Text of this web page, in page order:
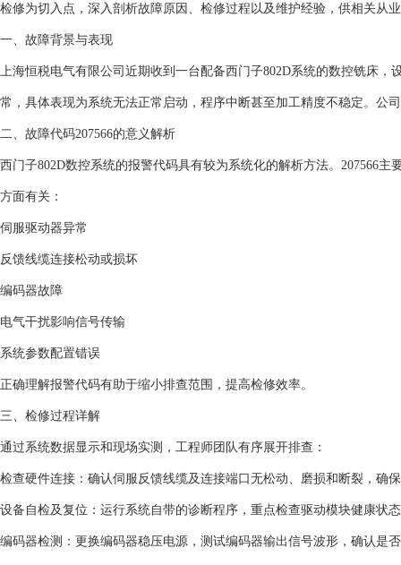
检修为切入点，深入剖析故障原因、检修过程以及维护经验，供相关从
一、故障背景与表现
上海恒税电气有限公司近期收到一台配备西门子802D系统的数控铣床
常，具体表现为系统无法正常启动，程序中断甚至加工精度不稳定。公
二、故障代码207566的意义解析
西门子802D数控系统的报警代码具有较为系统化的解析方法。207566
方面有关：
伺服驱动器异常
反馈线缆连接松动或损坏
编码器故障
电气干扰影响信号传输
系统参数配置错误
正确理解报警代码有助于缩小排查范围，提高检修效率。
三、检修过程详解
通过系统数据显示和现场实测，工程师团队有序展开排查：
检查硬件连接：确认伺服反馈线缆及连接端口无松动、磨损和断裂，确
设备自检及复位：运行系统自带的诊断程序，重点检查驱动模块健康状
编码器检测：更换编码器稳压电源，测试编码器输出信号波形，确认是